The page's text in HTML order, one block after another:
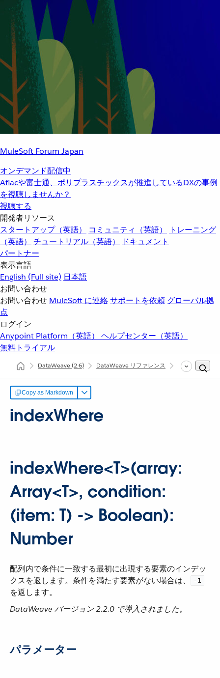
MuleSoft Forum Japan
オンデマンド配信中
Aflacや富士通、ポリプラスチックスが推進しているDXの事例
を視聴しませんか？
視聴する
開発者リソース
スタートアップ（英語）
コミュニティ（英語）
トレーニング
（英語）
チュートリアル（英語）
ドキュメント
パートナー
表示言語
English (Full site) 日本語
お問い合わせ
お問い合わせ MuleSoft に連絡サポートを依頼 グローバル拠
点
ログイン
Anypoint Platform（英語） ヘルプセンター（英語）
無料トライアル
DataWeave(2.6) DataWeave リファレンス dw::core::Arrays
Copy as Markdown
indexWhere
indexWhere<T>(array:
Array<T>, condition:
(item: T) -> Boolean):
Number
配列内で条件に一致する最初に出現する要素のインデッ
クスを返します。条件を満たす要素がない場合は、​
-1
を返します。
DataWeave バージョン 2.2.0 で導入されました。
パラメーター